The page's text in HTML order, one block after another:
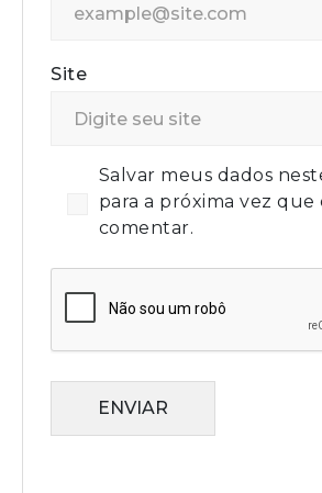
Site
Salvar meus dados
para a próxima vez que
comentar.
ENVIAR